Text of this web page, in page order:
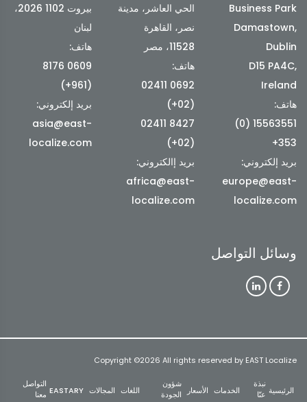
Business Park
Damastown,
Dublin
D15 PA4C,
Ireland
هاتف:
15563551 (0)
353+
بريد إلكتروني:
europe@east-
localize.com
الحي العاشر، مدينة
نصر، القاهرة
11528، مصر
هاتف:
0692 02411
(02+)
8427 02411
(02+)
بريد إالكتروني:
africa@east-
localize.com
بيروت 1102 2026،
لبنان
هاتف:
0609 8176
(961+)
بريد إلكتروني:
asia@east-
localize.com
وسائل التواصل
Copyright ©2026 All rights reserved by EAST Localize
الرئيسية
نبذة
عنّا
الخدمات الأسعار
شؤون
الجودة
اللغات المجالات EASTARY
التواصل
معنا